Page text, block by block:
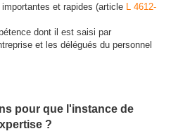
et rapides (article L 4612-
dont il est saisi par
et les délégués du personnel
pour que l'instance de
?